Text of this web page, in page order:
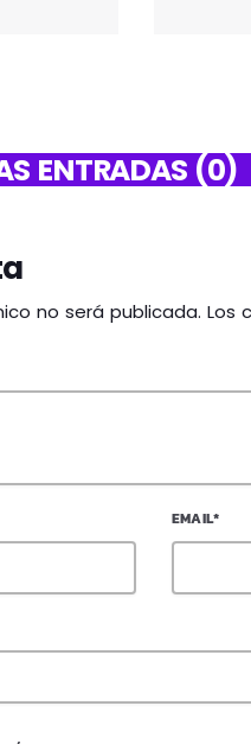
ENTRADAS (0)
no será publicada. Los
EMAIL*